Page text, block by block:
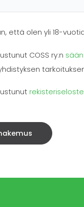
että olen yli 18-
COSS ry:n